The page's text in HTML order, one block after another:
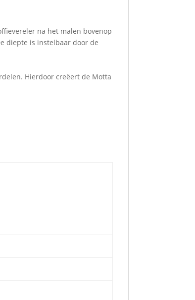
na het malen bovenop
diepte is instelbaar door de
Hierdoor creëert de Motta